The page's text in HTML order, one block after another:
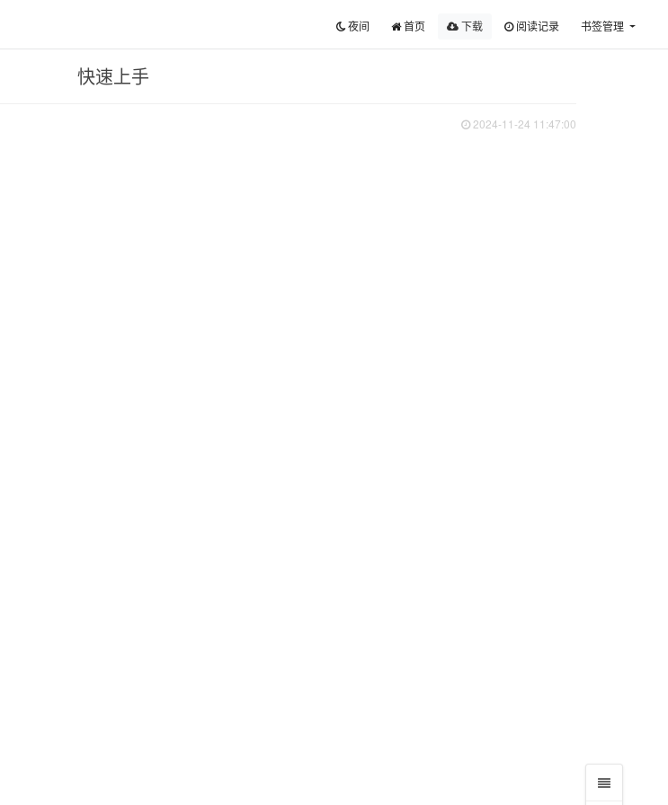
夜间 首页 下载 阅读记录 书签管理
快速上手
2024-11-24 11:47:00